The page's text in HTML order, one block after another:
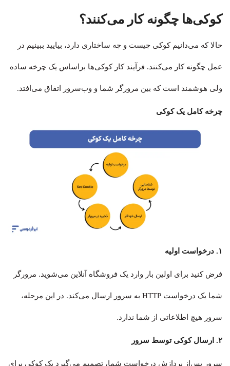
کوکی‌ها چگونه کار می‌کنند؟
حالا که می‌دانیم کوکی چیست و چه ساختاری دارد، بیایید ببینیم در
عمل چگونه کار می‌کنند. فرآیند کار کوکی‌ها براساس یک چرخه ساده
ولی هوشمند است که بین مرورگر شما و وب‌سرور اتفاق می‌افتد.
چرخه کامل یک کوکی
۱. درخواست اولیه
فرض کنید برای اولین بار وارد یک فروشگاه آنلاین می‌شوید. مرورگر
شما یک درخواست HTTP به سرور ارسال می‌کند. در این مرحله،
سرور هیچ اطلاعاتی از شما ندارد.
۲. ارسال کوکی توسط سرور
سرور پس‌از پردازش درخواست شما، تصمیم می‌گیرد یک کوکی برای